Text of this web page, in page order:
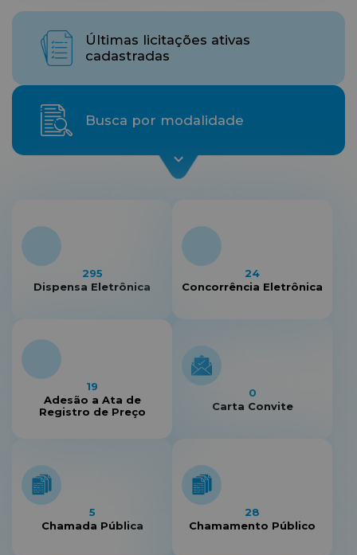
Busca por modalidade
Últimas licitações ativas
cadastradas
0
Carta Convite
5
Chamada Pública
28
Chamamento Público
295
Dispensa Eletrônica
24
Concorrência Eletrônica
19
Adesão a Ata de
Registro de Preço